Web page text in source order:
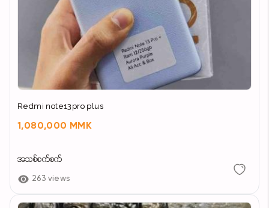
Redmi note13pro plus
1,080,000 MMK
အသစ်စက်စက်
263 views